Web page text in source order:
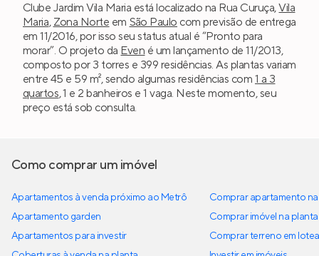
Clube Jardim Vila Maria está localizado na Rua Curuça,Vila
Maria, Zona Norte em São Paulo com previsão de entrega
em 11/2016, por isso seu status atual é “Pronto para
morar”. O projeto da Even é um lançamento de 11/2013,
composto por 3 torres e 399 residências. As plantas variam
entre 45 e 59 m², sendo algumas residências com 1 a 3
quartos, 1 e 2 banheiros e 1 vaga. Neste momento, seu
preço está sob consulta.
Como comprar um imóvel
Apartamentos à venda próximo ao Metrô
Apartamento garden
Apartamentos para investir
Comprar apartamento
Comprar imóvel na planta
Comprar terreno em